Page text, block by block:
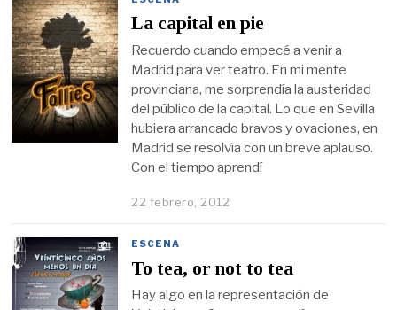
La capital en pie
Recuerdo cuando empecé a venir a
Madrid para ver teatro. En mi mente
provinciana, me sorprendía la austeridad
del público de la capital. Lo que en Sevilla
hubiera arrancado bravos y ovaciones, en
Madrid se resolvía con un breve aplauso.
Con el tiempo aprendí
22 febrero, 2012
ESCENA
To tea, or not to tea
Hay algo en la representación de